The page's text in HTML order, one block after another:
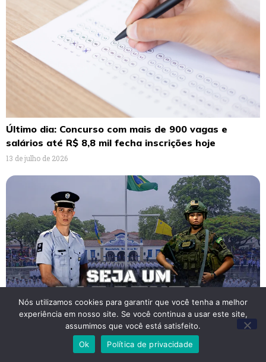
Último dia: Concurso com mais de 900 vagas e
salários até R$ 8,8 mil fecha inscrições hoje
13 de julho de 2026
Inscrições abertas: FAB oferece 235 vagas para
Nós utilizamos cookies para garantir que você tenha a melhor
experiência em nosso site. Se você continua a usar este site,
assumimos que você está satisfeito.
Ok
Política de privacidade